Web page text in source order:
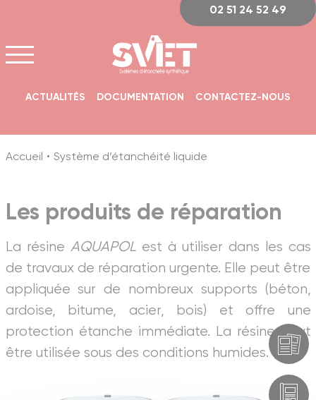
ACTUALITÉS DOCUMENTATION CONTACTEZ-NOUS
02 51 24 52 49
Accueil Système d’étanchéité liquide
Les produits de réparation
La résine AQUAPOLest à utiliser dans les cas
de travaux de réparation urgente. Elle peut être
appliquée sur de nombreux supports (béton,
ardoise, bitume, acier, bois) et offre une
protection étanche immédiate. La résine peut
être utilisée sous des conditions humides.